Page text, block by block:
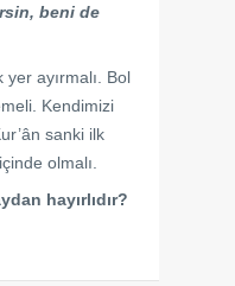
beni de
yer ayırmalı. Bol
Kendimizi
sanki ilk
olmalı.
hayırlıdır?